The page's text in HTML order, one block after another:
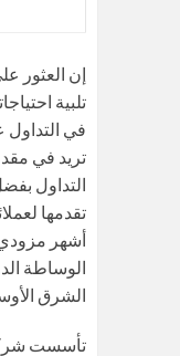
إن العثور
تلبية
في التداول
تريد في
التداول
تقدمها
أشهر مزودي
الوساطة
الشرق